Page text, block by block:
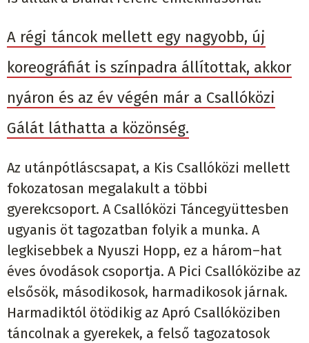
A régi táncok mellett egy nagyobb, új
koreográfiát is színpadra állítottak, akkor
nyáron és az év végén már a Csallóközi
Gálát láthatta a közönség.
Az utánpótláscsapat, a Kis Csallóközi mellett
fokozatosan megalakult a többi
gyerekcsoport. A Csallóközi Táncegyüttesben
ugyanis öt tagozatban folyik a munka. A
legkisebbek a Nyuszi Hopp, ez a három–hat
éves óvodások csoportja. A Pici Csallóközibe az
elsősök, másodikosok, harmadikosok járnak.
Harmadiktól ötödikig az Apró Csallóköziben
táncolnak a gyerekek, a felső tagozatosok